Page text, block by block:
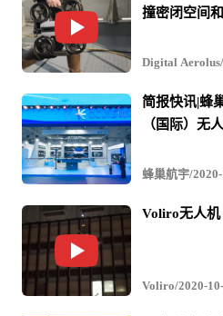
这款无人机还可以监控机器和
人、高架输送带、起重机和屋
该团队还在探索使用无人机进
撞密闭空间
Digital
简报快讯|蜂
（国际）无
蜂巢航宇/
Voliro无人机
Voliro/2020-